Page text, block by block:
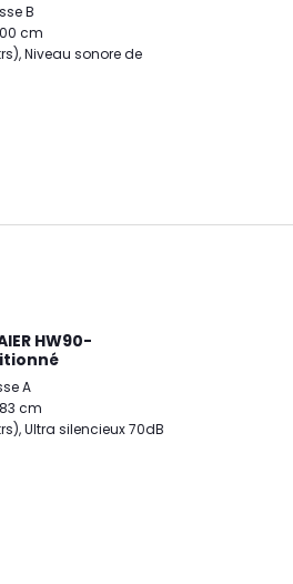
B
cm
Niveau sonore de
HW90-
A
cm
Ultra silencieux 70dB